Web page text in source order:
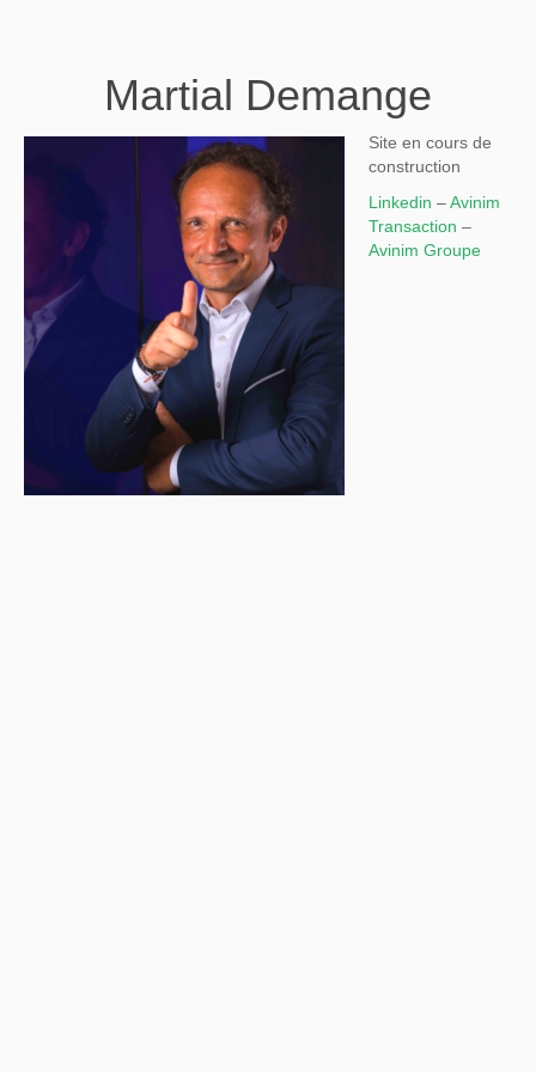
Martial Demange
Site en cours de
construction
Linkedin –Avinim
Transaction –
Avinim Groupe